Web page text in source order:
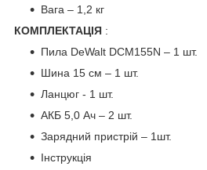
Вага – 1,2 кг
КОМПЛЕКТАЦІЯ :
Пила DeWalt DCM155N – 1 шт.
Шина 15 см – 1 шт.
Ланцюг - 1 шт.
АКБ 5,0 Ач – 2 шт.
Зарядний пристрій – 1шт.
Інструкція